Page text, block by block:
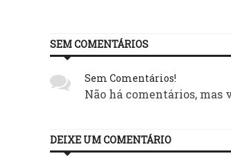
SEM COMENTÁRIOS
Sem Comentários!
Não há comentários, mas
DEIXE UM COMENTÁRIO